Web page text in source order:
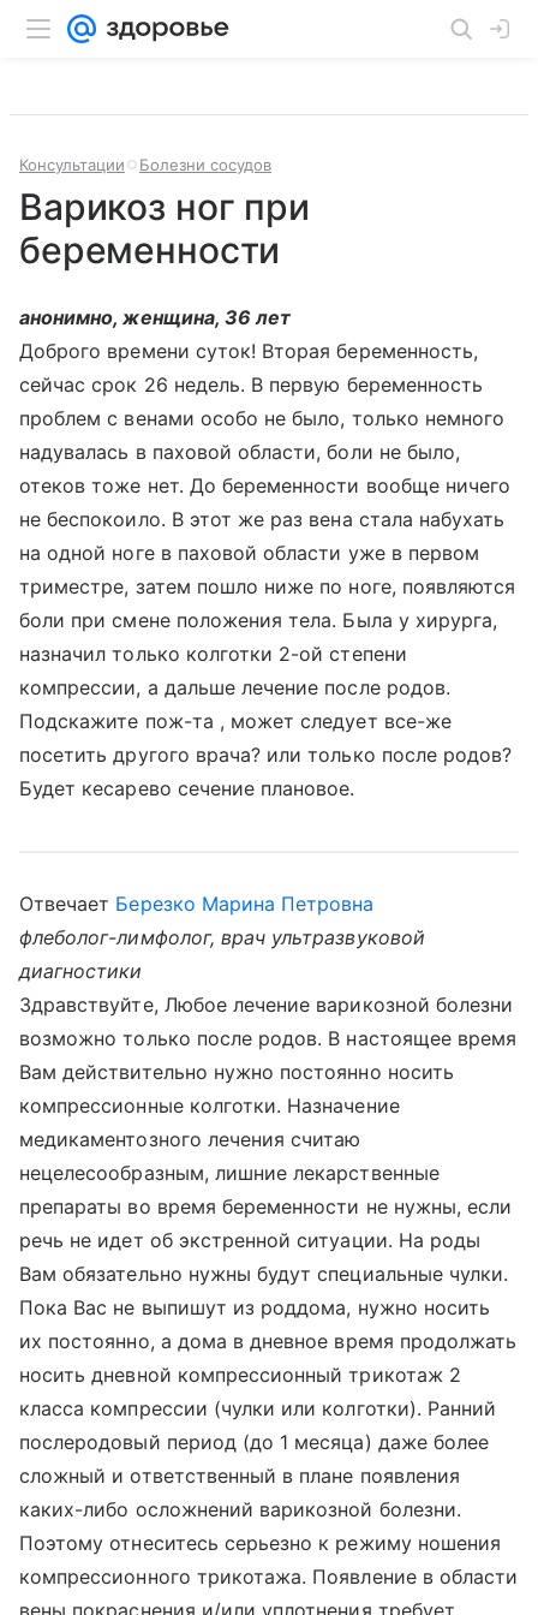
Консультации Болезни сосудов
Варикоз ног при
беременности
анонимно, женщина, 36 лет
Доброго времени суток! Вторая беременность,
сейчас срок 26 недель. В первую беременность
проблем с венами особо не было, только немного
надувалась в паховой области, боли не было,
отеков тоже нет. До беременности вообще ничего
не беспокоило. В этот же раз вена стала набухать
на одной ноге в паховой области уже в первом
триместре, затем пошло ниже по ноге, появляются
боли при смене положения тела. Была у хирурга,
назначил только колготки 2-ой степени
компрессии, а дальше лечение после родов.
Подскажите пож-та , может следует все-же
посетить другого врача? или только после родов?
Будет кесарево сечение плановое.
Отвечает Березко Марина Петровна
флеболог-лимфолог, врач ультразвуковой
диагностики
Здравствуйте, Любое лечение варикозной болезни
возможно только после родов. В настоящее время
Вам действительно нужно постоянно носить
компрессионные колготки. Назначение
медикаментозного лечения считаю
нецелесообразным, лишние лекарственные
препараты во время беременности не нужны, если
речь не идет об экстренной ситуации. На роды
Вам обязательно нужны будут специальные чулки.
Пока Вас не выпишут из роддома, нужно носить
их постоянно, а дома в дневное время продолжать
носить дневной компрессионный трикотаж 2
класса компрессии (чулки или колготки). Ранний
послеродовый период (до 1 месяца) даже более
сложный и ответственный в плане появления
каких-либо осложнений варикозной болезни.
Поэтому отнеситесь серьезно к режиму ношения
компрессионного трикотажа. Появление в области
вены покраснения и/или уплотнения требует